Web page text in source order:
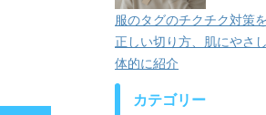
服のタグのチクチク対策
正しい切り方、肌にやさ
体的に紹介
カテゴリー